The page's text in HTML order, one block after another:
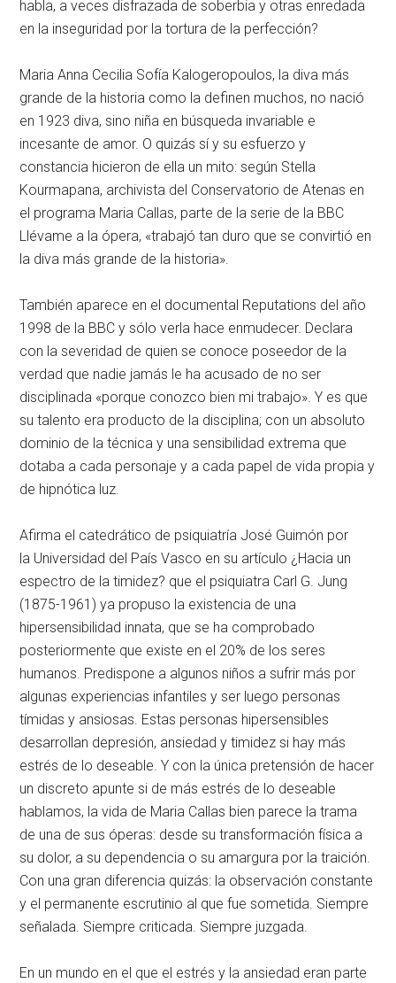
habla, a veces disfrazada de soberbia y otras enredada
en la inseguridad por la tortura de la perfección?
Maria Anna Cecilia Sofía Kalogeropoulos, la diva más
grande de la historia como la definen muchos, no nació
en 1923 diva, sino niña en búsqueda invariable e
incesante de amor. O quizás sí y su esfuerzo y
constancia hicieron de ella un mito: según Stella
Kourmapana, archivista del Conservatorio de Atenas en
el programa Maria Callas, parte de la serie de la BBC
Llévame a la ópera, «trabajó tan duro que se convirtió en
la diva más grande de la historia».
También aparece en el documental Reputations del año
1998 de la BBC y sólo verla hace enmudecer. Declara
con la severidad de quien se conoce poseedor de la
verdad que nadie jamás le ha acusado de no ser
disciplinada «porque conozco bien mi trabajo». Y es que
su talento era producto de la disciplina; con un absoluto
dominio de la técnica y una sensibilidad extrema que
dotaba a cada personaje y a cada papel de vida propia y
de hipnótica luz.
Afirma el catedrático de psiquiatría José Guimón por
la Universidad del País Vasco en su artículo ¿Hacia un
espectro de la timidez? que el psiquiatra Carl G. Jung
(1875-1961) ya propuso la existencia de una
hipersensibilidad innata, que se ha comprobado
posteriormente que existe en el 20% de los seres
humanos. Predispone a algunos niños a sufrir más por
algunas experiencias infantiles y ser luego personas
tímidas y ansiosas. Estas personas hipersensibles
desarrollan depresión, ansiedad y timidez si hay más
estrés de lo deseable. Y con la única pretensión de hacer
un discreto apunte si de más estrés de lo deseable
hablamos, la vida de Maria Callas bien parece la trama
de una de sus óperas: desde su transformación física a
su dolor, a su dependencia o su amargura por la traición.
Con una gran diferencia quizás: la observación constante
y el permanente escrutinio al que fue sometida. Siempre
señalada. Siempre criticada. Siempre juzgada.
En un mundo en el que el estrés y la ansiedad eran parte